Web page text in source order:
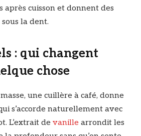
après cuisson et donnent des
la dent.
: qui changent
chose
une cuillère à café, donne
s’accorde naturellement avec
L’extrait de vanille arrondit les